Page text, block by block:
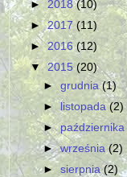
► 2018(10)
►2017(11)
►2016(12)
▼ 2015(20)
►grudnia(1)
► listopada(2)
►października
►września(2)
►sierpnia(2)